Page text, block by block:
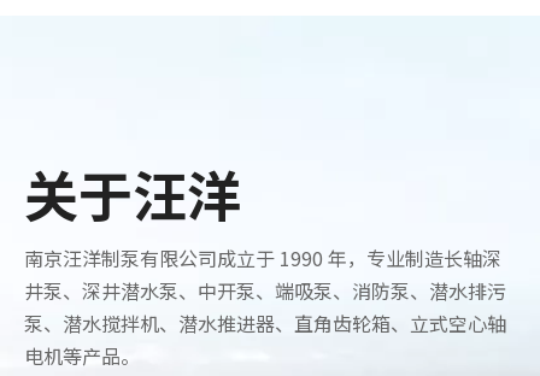
关于汪洋
南京汪洋制泵有限公司成立于 1990 年，专业制造长轴深
井泵、深井潜水泵、中开泵、端吸泵、消防泵、潜水排污
泵、潜水搅拌机、潜水推进器、直角齿轮箱、立式空心轴
电机等产品。